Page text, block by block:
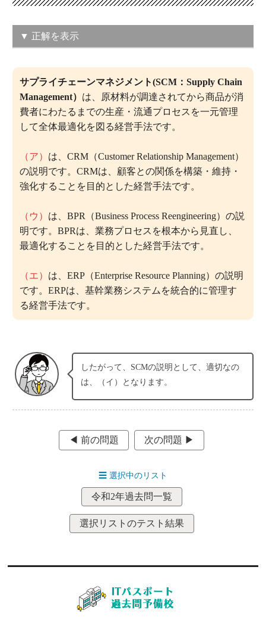
▼ 正解を表示
に至るまでの一連の業務を、取引先を
含めて全体最適の視点から見直し、納
この問題の正解率： 37.6％（やや低い）
サプライチェーンマネジメント(SCM：Supply Chain
Management） は、原材料が調達されてから商品が消
費者にわたるまでの生産・流通プロセスを一元管理
して全体最適化を図る経営手法です。
（ア） は、CRM（Customer Relationship Management）
の説明です。CRMは、顧客との関係を構築・維持・
強化することを目的とした経営手法です。
（ウ） は、BPR（Business Process Reengineering）の説
明です。BPRは、業務プロセスを根本から見直し、
最適化することを目的とした経営手法です。
（エ） は、ERP（Enterprise Resource Planning）の説明
です。ERPは、基幹業務システムを統合的に管理す
る経営手法です。
したがって、SCMの説明として、適切なの
は、（イ）となります。
◀︎ 前の問題 次の問題 ▶︎
☰選択中のリスト
令和2年過去問一覧
選択リストのテスト結果